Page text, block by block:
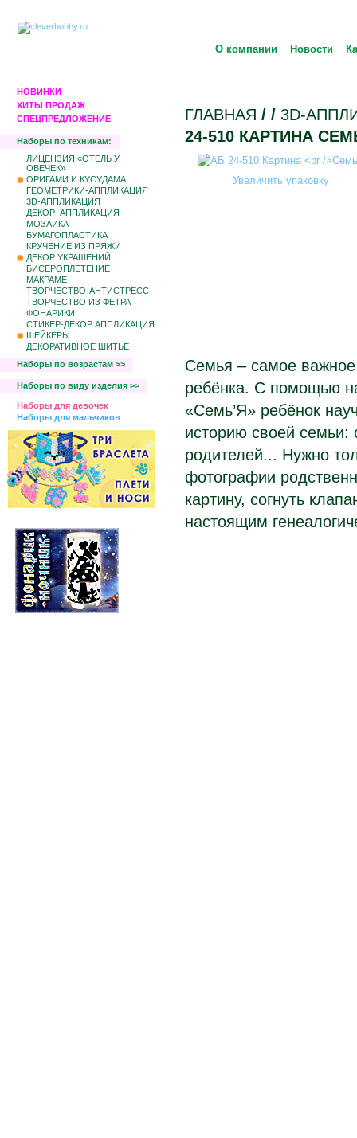
О компании Новости
НОВИНКИ
ХИТЫ ПРОДАЖ
СПЕЦПРЕДЛОЖЕНИЕ
Наборы по техникам:
ЛИЦЕНЗИЯ «ОТЕЛЬ У
ОВЕЧЕК»
ОРИГАМИ И КУСУДАМА
ГЕОМЕТРИКИ-АППЛИКАЦИЯ
3D-АППЛИКАЦИЯ
ДЕКОР–АППЛИКАЦИЯ
МОЗАИКА
БУМАГОПЛАСТИКА
КРУЧЕНИЕ ИЗ ПРЯЖИ
ДЕКОР УКРАШЕНИЙ
БИCЕРОПЛЕТЕНИЕ
МАКРАМЕ
ТВОРЧЕСТВО-АНТИСТРЕСС
ТВОРЧЕСТВО ИЗ ФЕТРА
ФОНАРИКИ
СТИКЕР-ДЕКОР АППЛИКАЦИЯ
ШЕЙКЕРЫ
ДЕКОРАТИВНОЕ ШИТЬЁ
Наборы по возрастам >>
Наборы по виду изделия >>
Наборы для девочек
Наборы для мальчиков
ГЛАВНАЯ / / 3D-
24-510 КАРТИНА
Увеличить упаковку
Семья – самое
ребёнка. С помощью
«Семь’Я» ребёнок
историю своей семьи:
родителей... Нужно
фотографии
картину, согнуть
настоящим